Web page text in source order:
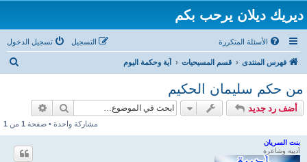
ديريك ديلان يرحب بكم
الأسئلة المتكررة تسجيل الدخول التسجيل
فهرس المنتدى قسم المسيحيات آية وحكمة اليوم
من حكم سليمان الحكيم
أضف رد جديد بحث
مشاركة واحدة • صفحة 1 من 1
بنت السريان
أديبة وشاعرة